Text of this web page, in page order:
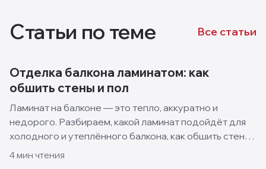
Статьи по теме Все статьи
Отделка балкона ламинатом: как
обшить стены и пол
Ламинат на балконе — это тепло, аккуратно и
недорого. Разбираем, какой ламинат подойдёт для
холодного и утеплённого балкона, как обшить стены
и пол своими руками и какие решения смотрятся
4мин чтения